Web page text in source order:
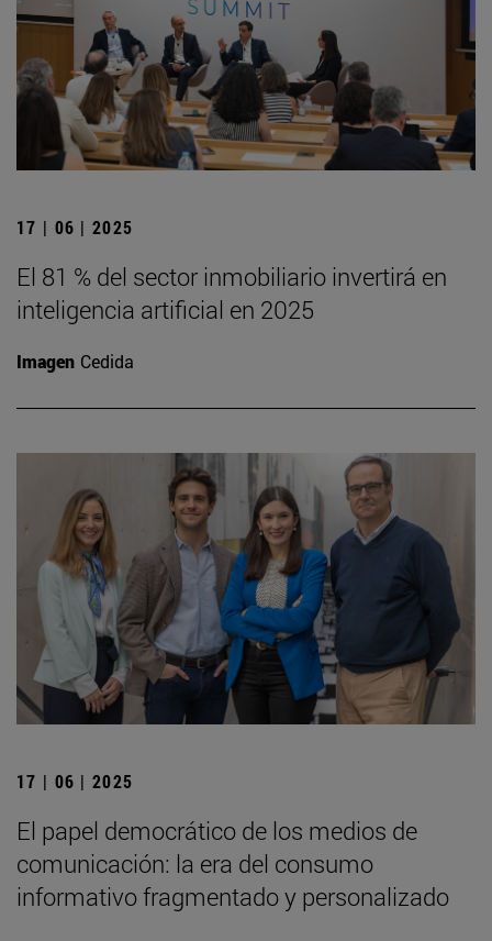
17 | 06 | 2025
El 81 % del sector inmobiliario invertirá en
inteligencia artificial en 2025
Imagen Cedida
17 | 06 | 2025
El papel democrático de los medios de
comunicación: la era del consumo
informativo fragmentado y personalizado